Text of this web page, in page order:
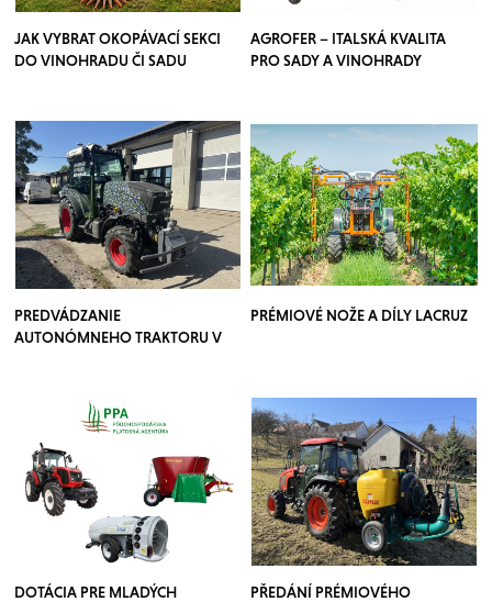
JAK VYBRAT OKOPÁVACÍ SEKCI
DO VINOHRADU ČI SADU
AGROFER – ITALSKÁ KVALITA
PRO SADY A VINOHRADY
PREDVÁDZANIE
AUTONÓMNEHO TRAKTORU V
PRÉMIOVÉ NOŽE A DÍLY LACRUZ
DOTÁCIA PRE MLADÝCH
PŘEDÁNÍ PRÉMIOVÉHO